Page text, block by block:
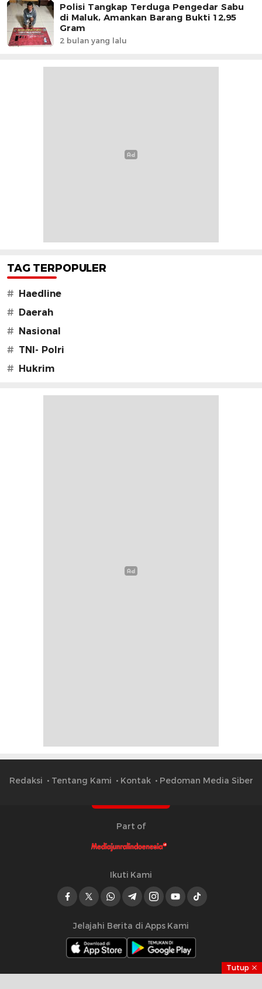
Polisi Tangkap Terduga Pengedar Sabu
di Maluk, Amankan Barang Bukti 12,95
Gram
2 bulan yang lalu
TAG TERPOPULER
#
Haedline
#
Daerah
#
Nasional
# TNI- Polri
#
Hukrim
Redaksi Tentang Kami Kontak Pedoman Media Siber
Part of
Ikuti Kami
Jelajahi Berita di Apps Kami
Tutup